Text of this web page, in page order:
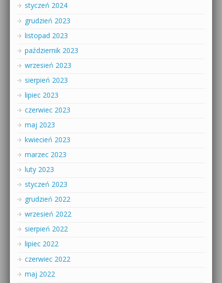
styczeń 2024
grudzień 2023
listopad 2023
październik 2023
wrzesień 2023
sierpień 2023
lipiec 2023
czerwiec 2023
maj 2023
kwiecień 2023
marzec 2023
luty 2023
styczeń 2023
grudzień 2022
wrzesień 2022
sierpień 2022
lipiec 2022
czerwiec 2022
maj 2022